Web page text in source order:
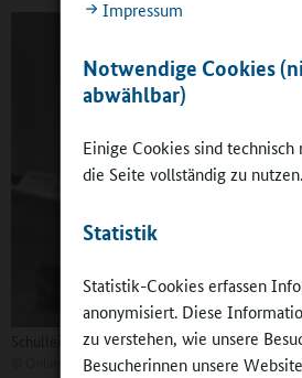
Impressum
Notwendige Cookies
abwählbar)
Einige Cookies sind
die Seite vollständig zu nutzen.
Statistik
Statistik-Cookies erfassen
anonymisiert. Diese
zu verstehen, wie unsere
Besucherinnen unsere
Schulleiterin, Lehrerin, Erzieher und
Online-Redaktion